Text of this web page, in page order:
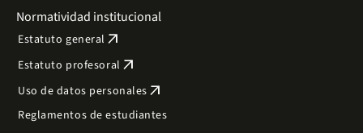
Normatividad institucional
Estatuto general arrow_outward
Estatuto profesoral arrow_outward
Uso de datos personales arrow_outward
Reglamentos de estudiantes